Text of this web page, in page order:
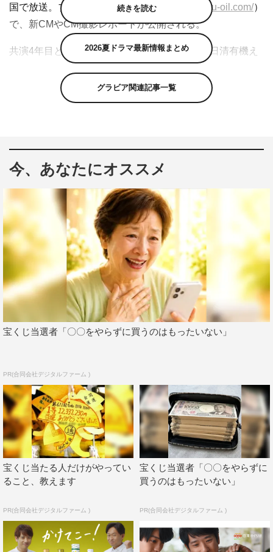
国で放送。ブランドサイト（https://www.kakeru-oil.com/）
で、新CMやCM撮影レポートが公開される。
共演4年目となる二宮と西畑。二宮と西畑が「日清有機え
んで座る食卓での撮影に。
西畑が「お母さんにも教えなきゃ！」と一人で言うシーン
で右下に写っている黒い影は二宮の肩。「日清有機えごま
油」を自分の大切な人にも伝えたいという表情を表現する
ために、二宮に話し相手になっていたそうで、二宮のおか
げで西畑がいきいきした表情を見せている。
今回の撮影時には、「日清有機えごま油」のバンパー広告
用動画（最大6秒間のオンライン用動画広告）の制作も実
施。登場したのは西畑。監督から西畑に課されたのは、5
秒間に「日清有機えごま油でオメガ3」を“オメガ3”にちな
んで3回繰り返して言う「5秒で“オメガ3”早口チャレン
しく、カメラを前にリハーサルを繰り返す西畑。果たして
西畑は無事にクリアすることができたのか。西畑が奮闘す
る姿は、後日HPで公開される予定。
鮮度のオイル「有機えごま油 新発売」篇
https://youtu.be/J8lN-AnmGt8
鮮度のオイルシリーズCMメイキング
https://youtu.be/n5U1zR6SWRE
続きを読む
2026夏ドラマ最新情報まとめ
グラビア関連記事一覧
今、あなたにオススメ
宝くじ当選者「〇〇をやらずに買うのはもったいない」
PR(合同会社デジタルファーム )
宝くじ当たる人だけがやってい
ること、教えます
PR(合同会社デジタルファーム )
宝くじ当選者「〇〇をやらずに
買うのはもったいない」
PR(合同会社デジタルファーム )